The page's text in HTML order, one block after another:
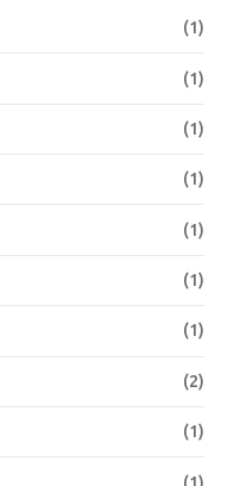
(1)
(1)
(1)
(1)
(1)
(1)
(1)
(2)
(1)
(1)